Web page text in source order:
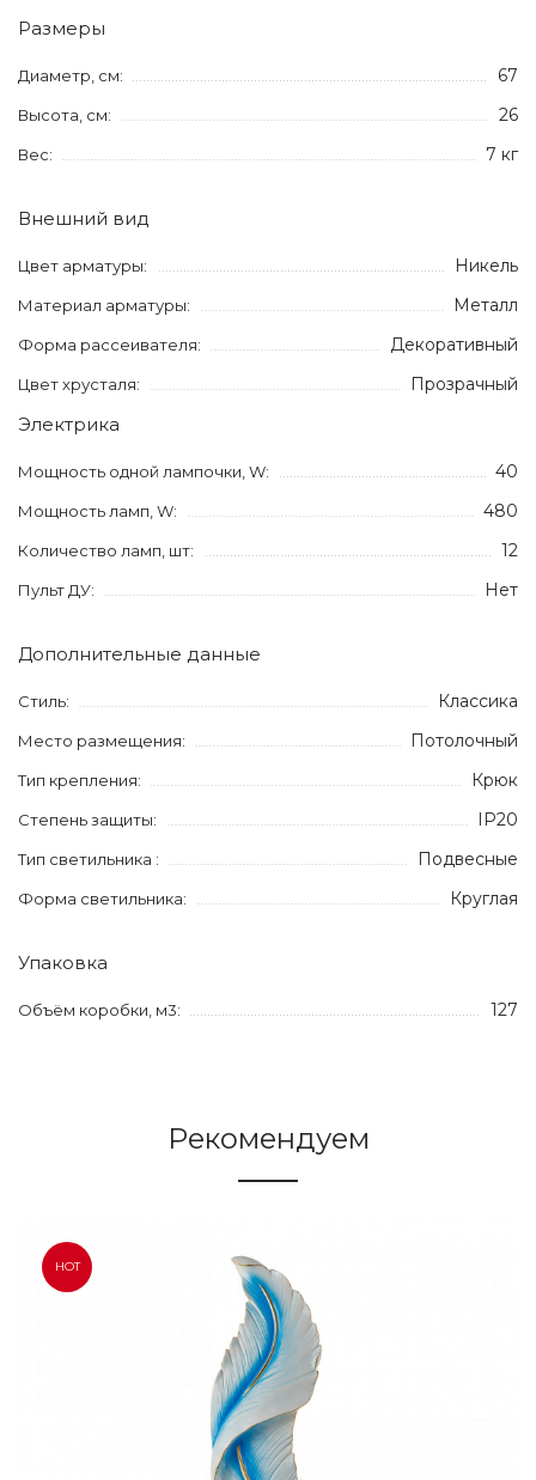
Размеры
Диаметр, см: 67
Высота, см: 26
Вес: 7 кг
Внешний вид
Цвет арматуры: Никель
Материал арматуры: Металл
Форма рассеивателя: Декоративный
Цвет хрусталя: Прозрачный
Электрика
Мощность одной лампочки, W: 40
Мощность ламп, W: 480
Количество ламп, шт: 12
Пульт ДУ: Нет
Дополнительные данные
Стиль: Классика
Место размещения: Потолочный
Тип крепления: Крюк
Степень защиты: IP20
Тип светильника : Подвесные
Форма светильника: Круглая
Упаковка
Объём коробки, м3: 127
Рекомендуем
HOT